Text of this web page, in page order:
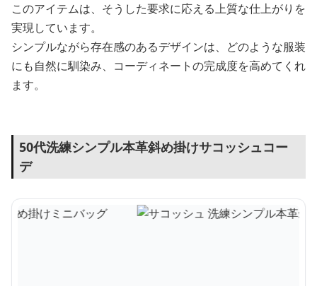
このアイテムは、そうした要求に応える上質な仕上がりを
実現しています。
シンプルながら存在感のあるデザインは、どのような服装
にも自然に馴染み、コーディネートの完成度を高めてくれ
ます。
50代洗練シンプル本革斜め掛けサコッシュコー
デ